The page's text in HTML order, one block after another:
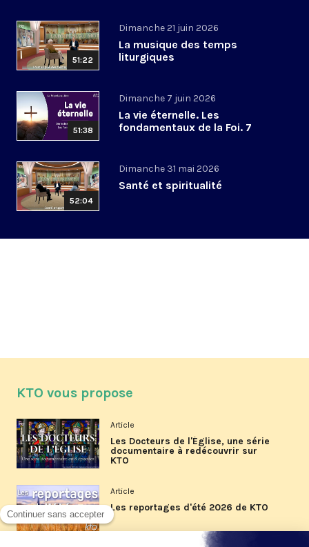
51:22
Dimanche 21 juin 2026
La musique des temps
liturgiques
51:38
Dimanche 7 juin 2026
La vie éternelle. Les
fondamentaux de la Foi. 7
52:04
Dimanche 31 mai 2026
Santé et spiritualité
KTO vous propose
Article
Les Docteurs de l'Église, une série
documentaire à redécouvrir sur
KTO
Article
Les reportages d'été 2026 de KTO